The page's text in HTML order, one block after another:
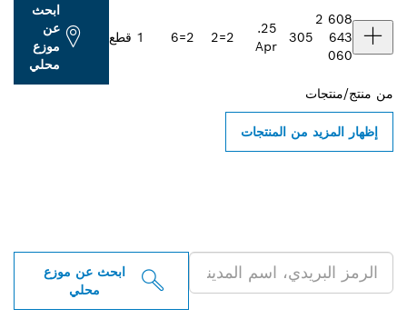
2 608
643
060
305
25.
Apr
2=2
2=6 1 قطع
ابحث
عن
موزع
محلي
من منتج/منتجات
إظهار المزيد من المنتجات
ابحث عن موزع
محلي